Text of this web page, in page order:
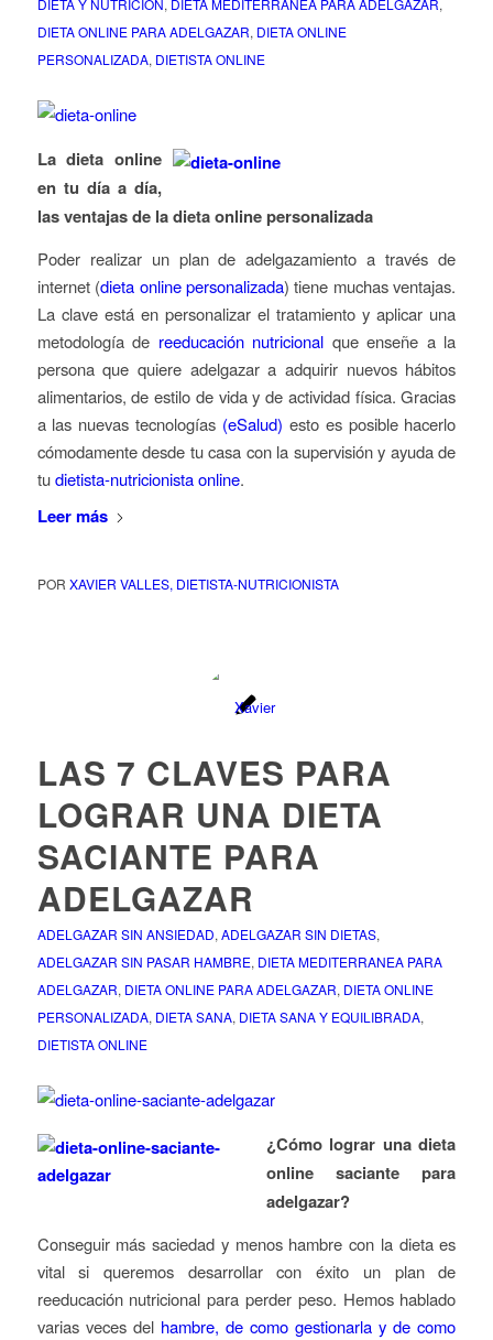
DIETA Y NUTRICIÓN, DIETA MEDITERRANEA PARA ADELGAZAR,
DIETA ONLINE PARA ADELGAZAR, DIETA ONLINE
PERSONALIZADA, DIETISTA ONLINE
La dieta online
en tu día a día,
las ventajas de la dieta online personalizada
Poder realizar un plan de adelgazamiento a través de
internet (dieta online personalizada) tiene muchas ventajas.
La clave está en personalizar el tratamiento y aplicar una
metodología de reeducación nutricional que enseñe a la
persona que quiere adelgazar a adquirir nuevos hábitos
alimentarios, de estilo de vida y de actividad física. Gracias
a las nuevas tecnologías (eSalud) esto es posible hacerlo
cómodamente desde tu casa con la supervisión y ayuda de
tudietista-nutricionista online.
Leer más
POR XAVIER VALLES, DIETISTA-NUTRICIONISTA
LAS 7 CLAVES PARA
LOGRAR UNA DIETA
SACIANTE PARA
ADELGAZAR
ADELGAZAR SIN ANSIEDAD, ADELGAZAR SIN DIETAS,
ADELGAZAR SIN PASAR HAMBRE, DIETA MEDITERRANEA PARA
ADELGAZAR, DIETA ONLINE PARA ADELGAZAR, DIETA ONLINE
PERSONALIZADA, DIETA SANA, DIETA SANA Y EQUILIBRADA,
DIETISTA ONLINE
¿Cómo lograr una dieta
online saciante para
adelgazar?
Conseguir más saciedad y menos hambre con la dieta es
vital si queremos desarrollar con éxito un plan de
reeducación nutricional para perder peso. Hemos hablado
varias veces del hambre, de como gestionarla y de como